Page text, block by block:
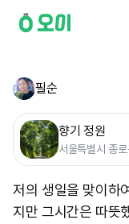
필순
향기 정원
서울특별시 종
저의 생일을 맞이하
지만 그시간은 따뜻